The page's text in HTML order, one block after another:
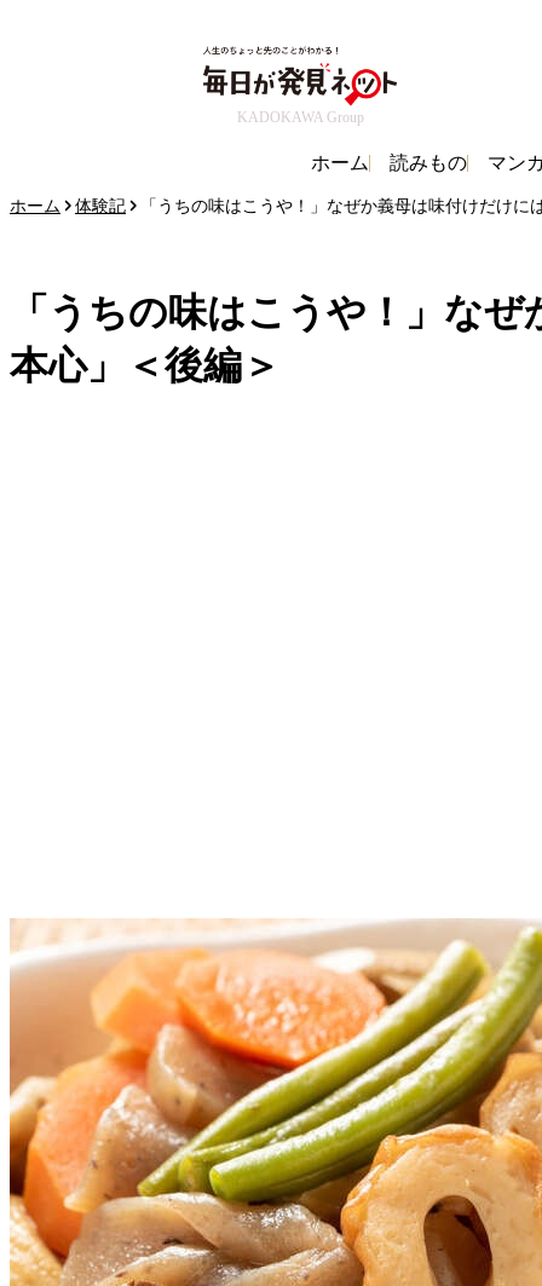
KADOKAWA Group
ホーム 読みもの マン
ホーム 体験記 「うちの味はこうや！」なぜか義母は味付けだけ
「うちの味はこうや！」な
本心」＜後編＞